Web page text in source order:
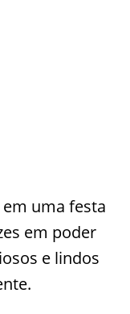
uma festa
em poder
e lindos